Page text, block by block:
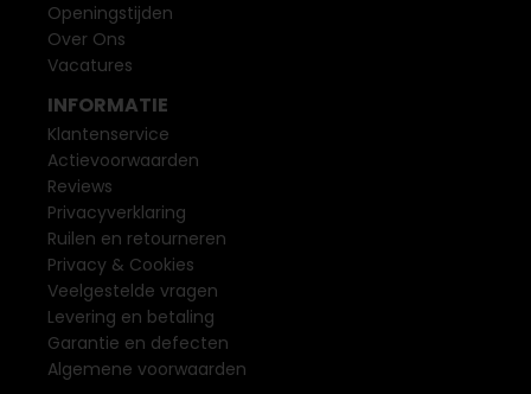
Openingstijden
Over Ons
Vacatures
INFORMATIE
Klantenservice
Actievoorwaarden
Reviews
Privacyverklaring
Ruilen en retourneren
Privacy & Cookies
Veelgestelde vragen
Levering en betaling
Garantie en defecten
Algemene voorwaarden